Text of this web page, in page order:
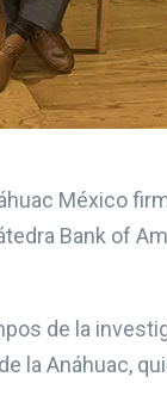
México
Bank of
de la
la Anáhuac,